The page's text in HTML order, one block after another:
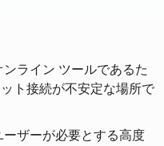
ライン ツールであるた
ト接続が不安定な場所で
ザーが必要とする高度